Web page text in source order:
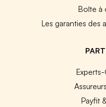
Boîte à
Les garanties des
Payfit